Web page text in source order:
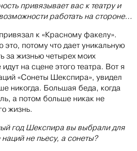
привязывает вас к театру и
работать на стороне...
к «Красному факелу».
потому что дает уникальную
за жизнью четырех моих
на сцене этого театра. Вот я
«Сонеты Шекспира», увидел
никогда. Большая беда, когда
а потом больше никак не
жизнь.
год Шекспира вы выбрали для
не пьесу, а сонеты?